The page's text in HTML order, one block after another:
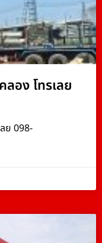
อง โทรเลย
ย 098-